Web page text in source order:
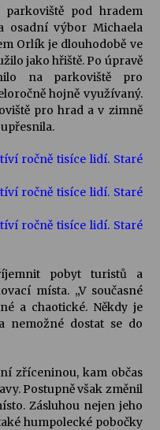
Rufus Miller
za Humpolec. V Želivě ožije
Novenka v Klášteře
pod hradem
osadní výbor Michaela
Orlík je dlouhodobě ve
jako hřiště. Po úpravě
na parkoviště pro
hojně využívaný.
pro hrad a v zimně
pobyt turistů a
místa. „V současné
a chaotické. Někdy je
nemožné dostat se do
zříceninou, kam občas
Postupně však změnil
Zásluhou nejen jeho
humpolecké pobočky